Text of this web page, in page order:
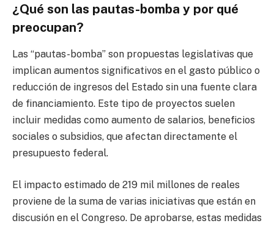
¿Qué son las pautas-bomba y por qué
preocupan?
Las “pautas-bomba” son propuestas legislativas que
implican aumentos significativos en el gasto público o
reducción de ingresos del Estado sin una fuente clara
de financiamiento. Este tipo de proyectos suelen
incluir medidas como aumento de salarios, beneficios
sociales o subsidios, que afectan directamente el
presupuesto federal.
El impacto estimado de 219 mil millones de reales
proviene de la suma de varias iniciativas que están en
discusión en el Congreso. De aprobarse, estas medidas